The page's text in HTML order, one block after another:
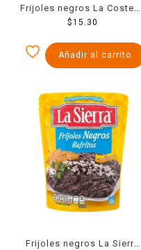
Frijoles negros La Costeña
refritos en bolsa 430 g
$15.30
Añadir al carrito
Frijoles negros La Sierra